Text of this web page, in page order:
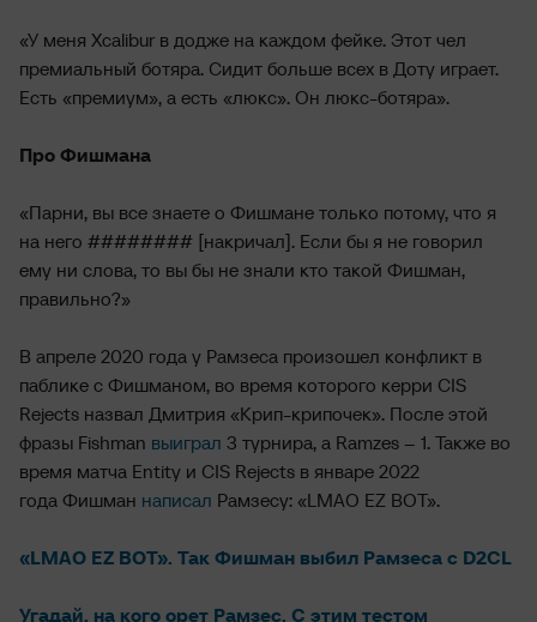
«У меня Xcalibur в додже на каждом фейке. Этот чел
премиальный ботяра. Сидит больше всех в Доту играет.
Есть «премиум», а есть «люкс». Он люкс-ботяра».
Про Фишмана
«Парни, вы все знаете о Фишмане только потому, что я
на него ######## [накричал]. Если бы я не говорил
ему ни слова, то вы бы не знали кто такой Фишман,
правильно?»
В апреле 2020 года у Рамзеса произошел конфликт в
паблике с Фишманом, во время которого керри CIS
Rejects назвал Дмитрия «Крип-крипочек». После этой
фразы Fishman выиграл 3 турнира, а Ramzes – 1. Также во
время матча Entity и CIS Rejects в январе 2022
года Фишман написал Рамзесу: «LMAO EZ BOT».
«LMAO EZ BOT». Так Фишман выбил Рамзеса с D2CL
Угадай, на кого орет Рамзес. С этим тестом